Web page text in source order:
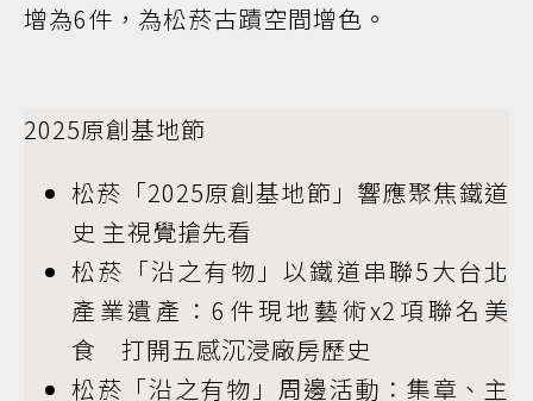
增為6件，為松菸古蹟空間增色。
2025原創基地節
松菸「2025原創基地節」響應聚焦鐵道
史 主視覺搶先看
松菸「沿之有物」以鐵道串聯5大台北
產業遺產：6件現地藝術x2項聯名美
食 打開五感沉浸廠房歷史
松菸「沿之有物」周邊活動：集章、主